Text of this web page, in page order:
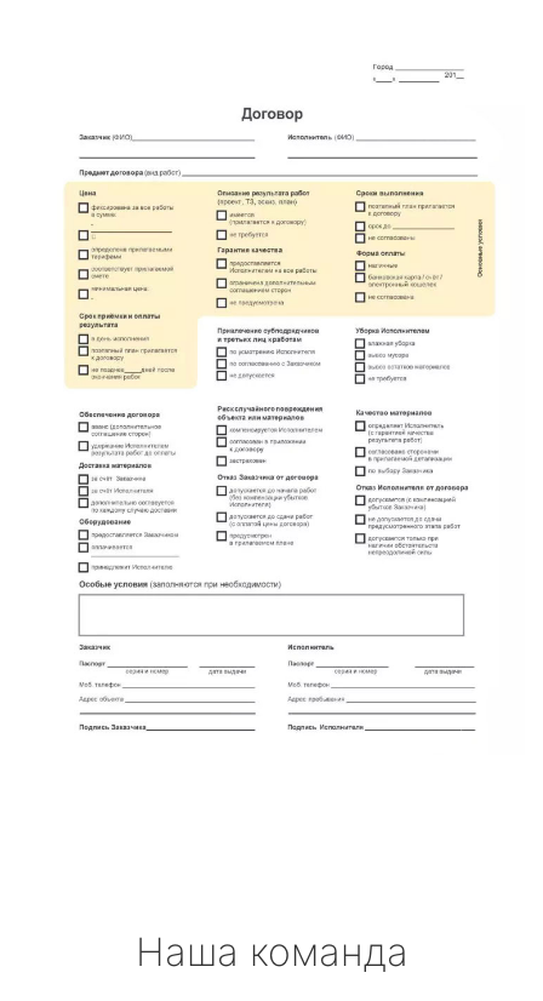
Наша команда